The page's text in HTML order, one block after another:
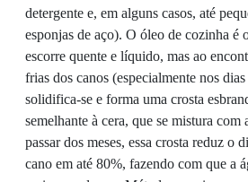
detergente e, em alguns casos, até
esponjas de aço). O óleo de cozinha é
escorre quente e líquido, mas ao
frias dos canos (especialmente nos
solidifica-se e forma uma crosta
semelhante à cera, que se mistura com
passar dos meses, essa crosta reduz o
cano em até 80%, fazendo com que a